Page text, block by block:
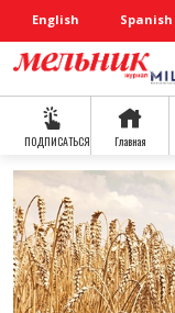
English Spanish
ПОДПИСАТЬСЯ Главная